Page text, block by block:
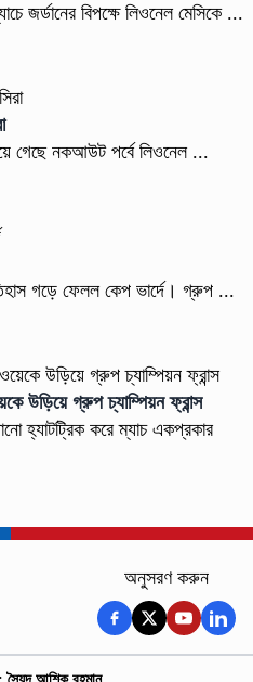
জর্ডানের বিপক্ষে লিওনেল মেসিকে ...
গেছে নকআউট পর্বে লিওনেল ...
গড়ে ফেলল কেপ ভার্দে। গ্রুপ ...
উড়িয়ে গ্রুপ চ্যাম্পিয়ন ফ্রান্স
হ্যাটট্রিক করে ম্যাচ একপ্রকার
অনুসরণ করুন